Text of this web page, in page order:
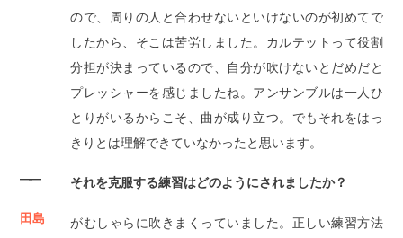
ので、周りの人と合わせないといけないのが初めてで
したから、そこは苦労しました。カルテットって役割
分担が決まっているので、自分が吹けないとだめだと
プレッシャーを感じましたね。アンサンブルは一人ひ
とりがいるからこそ、曲が成り立つ。でもそれをはっ
きりとは理解できていなかったと思います。
―― それを克服する練習はどのようにされましたか？
田島
がむしゃらに吹きまくっていました。正しい練習方法